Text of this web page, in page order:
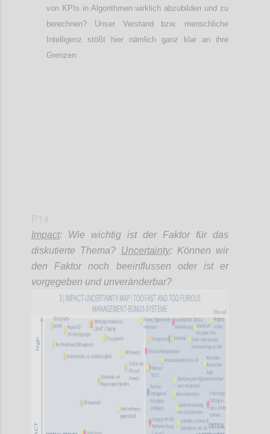
von KPIs in Algorithmen wirklich abzubilden und zu
berechnen? Unser Verstand bzw. menschliche
Intelligenz stößt hier nämlich ganz klar an ihre
Grenzen.
Impact: Wie wichtig ist der Faktor für das
diskutierte Thema? Uncertainty: Können wir
den Faktor noch beeinflussen oder ist er
vorgegeben und unveränderbar?